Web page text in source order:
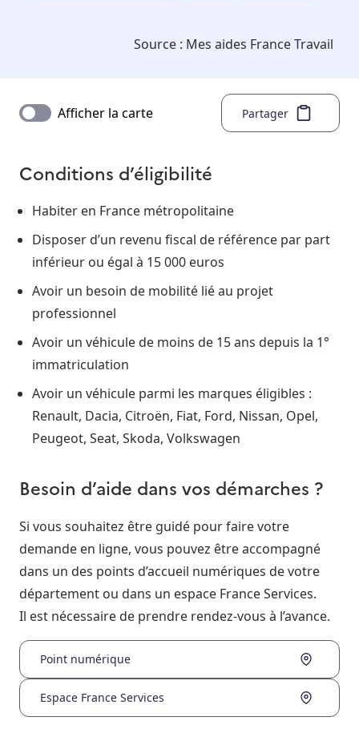
Source : Mes aides France Travail
Afficher la carte Partager
Conditions d’éligibilité
Habiter en France métropolitaine
Disposer d’un revenu fiscal de référence par part
inférieur ou égal à 15 000 euros
Avoir un besoin de mobilité lié au projet
professionnel
Avoir un véhicule de moins de 15 ans depuis la 1°
immatriculation
Avoir un véhicule parmi les marques éligibles :
Renault, Dacia, Citroën, Fiat, Ford, Nissan, Opel,
Peugeot, Seat, Skoda, Volkswagen
Besoin d’aide dans vos démarches ?
Si vous souhaitez être guidé pour faire votre
demande en ligne, vous pouvez être accompagné
dans un des points d’accueil numériques de votre
département ou dans un espace France Services.
Il est nécessaire de prendre rendez-vous à l’avance.
Point numérique
Espace France Services